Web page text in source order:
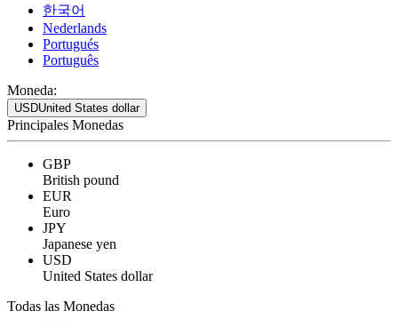
한국어
Nederlands
Portugués
Português
Moneda:
USDUnited States dollar
Principales Monedas
GBP
British pound
EUR
Euro
JPY
Japanese yen
USD
United States dollar
Todas las Monedas